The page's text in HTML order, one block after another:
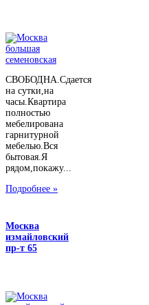
СВОБОДНА.Сдается
на сутки,на
часы.Квартира
полностью
мебелирована
гарнитурной
мебелью.Вся
бытовая.Я
рядом,покажу...
Подробнее »
Москва
измайловский
пр-т 65